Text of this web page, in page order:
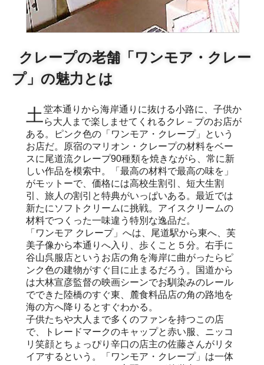
クレープの老舗「ワンモア・クレー
プ」の魅力とは
土堂本通りから海岸通りに抜ける小路に、子供か ら大人まで楽しませてくれるクレ－プのお店が
ある。ピンク色の「ワンモア・クレープ」という
お店だ。原宿のマリオン・クレープの材料をベー
スに尾道流クレープ90種類を焼きながら、常に新
しい作品を模索中。「最高の材料で最高の味を」
がモットーで、価格には高校生割引、短大生割
引、旅人の割引と特典がいっぱいある。最近では
新たにソフトクリームに挑戦。アイスクリームの
材料でつくった一味違う特別な逸品だ。
「ワンモア クレープ」へは、尾道駅から東へ、芙
美子像から本通りへ入り、歩くこと５分。右手に
谷山呉服店というお店の角を海岸に曲がったらピ
ンク色の建物がすぐ目に止まるだろう。国道から
は大林宣彦監督の映画シーンでお馴染みのレール
でできた陸橋のすぐ東、麓食料品店の角の路地を
海の方へ降りるとすぐわかる。
子供たちや大人まで多くのファンを持つこの店
で、トレードマークのキャップと赤い服、ニッコ
リ笑顔とちょっぴり辛口の店主の佐藤さんがリタ
イアするという。「ワンモア・クレープ」は一体